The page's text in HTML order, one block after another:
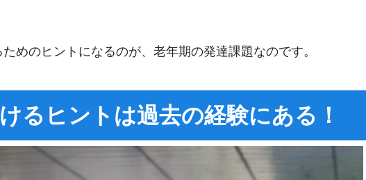
めのヒントになるのが、老年期の発達課題なのです。
るヒントは過去の経験にある！